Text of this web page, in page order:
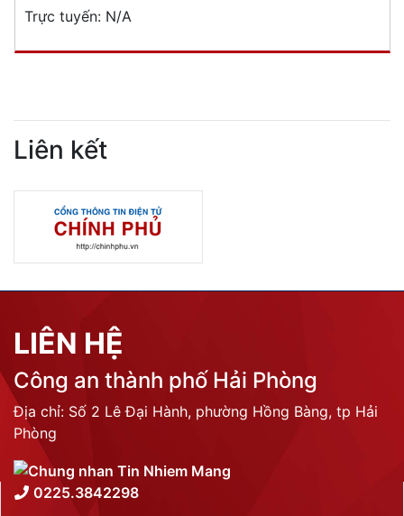
Phòng Quản lý xuất nhập cảnh: Hướng dẫn những quy định mới trong lĩnh
THỐNG KÊ TRUY CẬP
Tổng lượt truy cập:N/A
Trực tuyến:N/A
Liên kết